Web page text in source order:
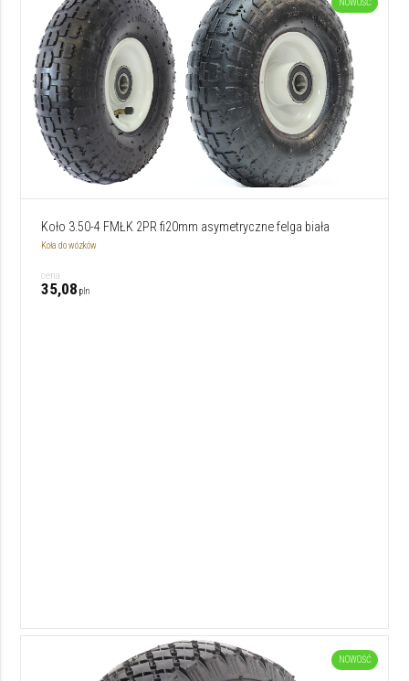
NOWOŚĆ
Koło 3.50-4 FMŁK 2PR fi20mm asymetryczne felga biała
Koła do wózków
cena
35,08 pln
NOWOŚĆ